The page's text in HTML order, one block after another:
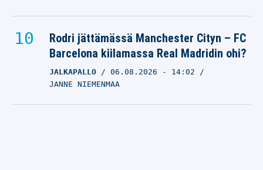
Rodri jättämässä Manchester Cityn – FC
Barcelona kiilamassa Real Madridin ohi?
JALKAPALLO 06.08.2026 - 14:02
JANNE NIEMENMAA